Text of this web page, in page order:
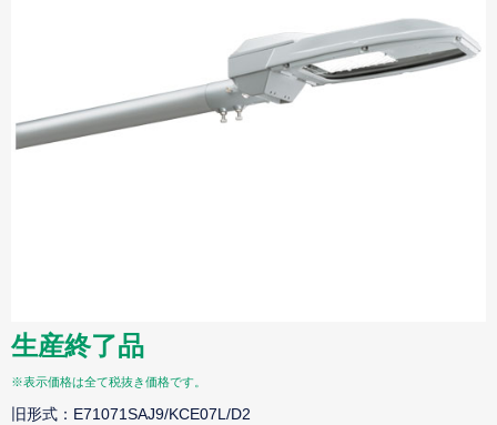
生産終了品
※表示価格は全て税抜き価格です。
旧形式：E71071SAJ9/KCE07L/D2